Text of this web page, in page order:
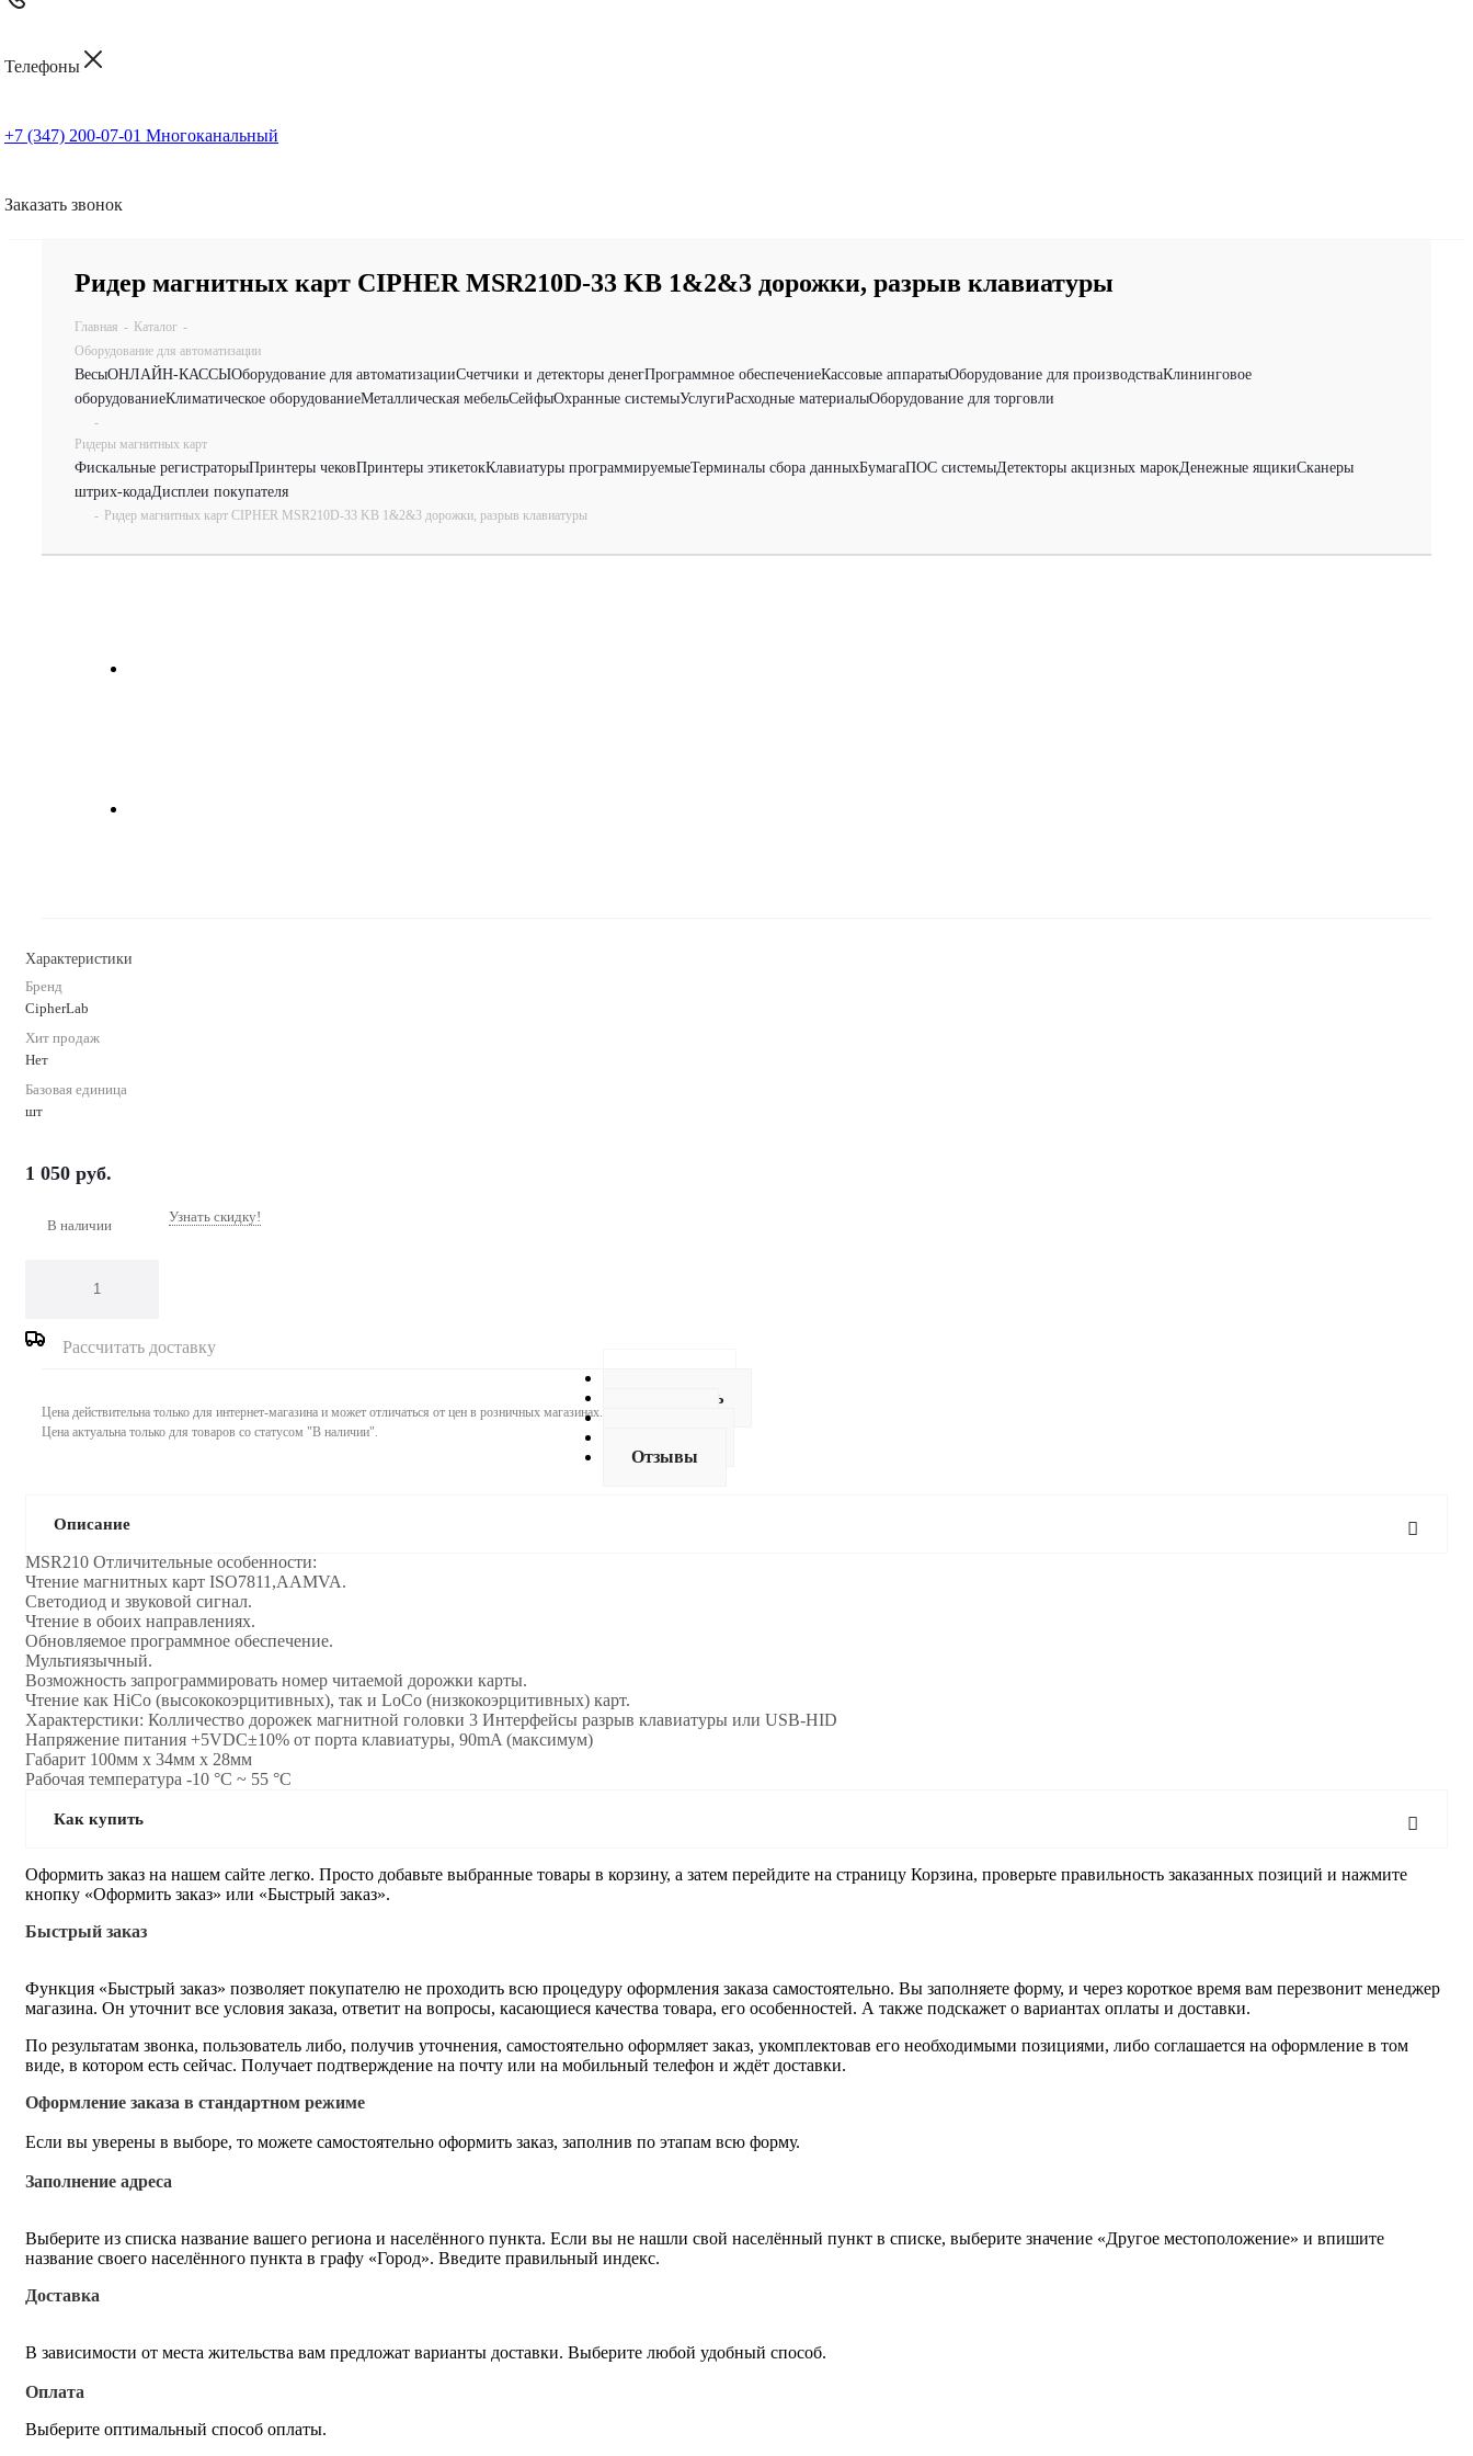
Телефоны
+7 (347) 200-07-01 Многоканальный
Заказать звонок
Ридер магнитных карт CIPHER MSR210D-33 KB 1&2&3 дорожки, разрыв клавиатуры
Главная - Каталог -
Оборудование для автоматизации
ВесыОНЛАЙН-КАССЫОборудование для автоматизацииСчетчики и детекторы денегПрограммное обеспечениеКассовые аппаратыОборудование для производстваКлининговое
оборудованиеКлиматическое оборудованиеМеталлическая мебельСейфыОхранные системыУслугиРасходные материалыОборудование для торговли
-
Ридеры магнитных карт
Фискальные регистраторыПринтеры чековПринтеры этикетокКлавиатуры программируемыеТерминалы сбора данныхБумагаПОС системыДетекторы акцизных марокДенежные ящикиСканеры
штрих-кодаДисплеи покупателя
- Ридер магнитных карт CIPHER MSR210D-33 KB 1&2&3 дорожки, разрыв клавиатуры
Характеристики
Бренд
CipherLab
Хит продаж
Нет
Базовая единица
шт
1 050 руб.
В наличии Узнать скидку!
Рассчитать доставку
Цена действительна только для интернет-магазина и может отличаться от цен в розничных магазинах.
Цена актуальна только для товаров со статусом "В наличии".
Как купить
Отзывы
Описание
MSR210 Отличительные особенности:
Чтение магнитных карт ISO7811,AAMVA.
Светодиод и звуковой сигнал.
Чтение в обоих направлениях.
Обновляемое программное обеспечение.
Мультиязычный.
Возможность запрограммировать номер читаемой дорожки карты.
Чтение как HiCo (высококоэрцитивных), так и LoCo (низкокоэрцитивных) карт.
Характерстики: Колличество дорожек магнитной головки 3 Интерфейсы разрыв клавиатуры или USB-HID
Напряжение питания +5VDC±10% от порта клавиатуры, 90mA (максимум)
Габарит 100мм x 34мм x 28мм
Рабочая температура -10 °С ~ 55 °С
Как купить
Оформить заказ на нашем сайте легко. Просто добавьте выбранные товары в корзину, а затем перейдите на страницу Корзина, проверьте правильность заказанных позиций и нажмите
кнопку «Оформить заказ» или «Быстрый заказ».
Быстрый заказ
Функция «Быстрый заказ» позволяет покупателю не проходить всю процедуру оформления заказа самостоятельно. Вы заполняете форму, и через короткое время вам перезвонит менеджер
магазина. Он уточнит все условия заказа, ответит на вопросы, касающиеся качества товара, его особенностей. А также подскажет о вариантах оплаты и доставки.
По результатам звонка, пользователь либо, получив уточнения, самостоятельно оформляет заказ, укомплектовав его необходимыми позициями, либо соглашается на оформление в том
виде, в котором есть сейчас. Получает подтверждение на почту или на мобильный телефон и ждёт доставки.
Оформление заказа в стандартном режиме
Если вы уверены в выборе, то можете самостоятельно оформить заказ, заполнив по этапам всю форму.
Заполнение адреса
Выберите из списка название вашего региона и населённого пункта. Если вы не нашли свой населённый пункт в списке, выберите значение «Другое местоположение» и впишите
название своего населённого пункта в графу «Город». Введите правильный индекс.
Доставка
В зависимости от места жительства вам предложат варианты доставки. Выберите любой удобный способ.
Оплата
Выберите оптимальный способ оплаты.